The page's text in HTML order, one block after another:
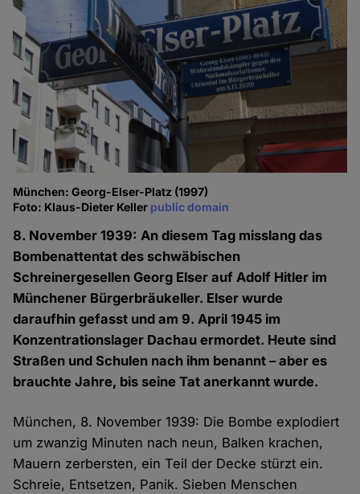
München: Georg-Elser-Platz (1997)
Foto: Klaus-Dieter Keller public domain
8. November 1939: An diesem Tag misslang das
Bombenattentat des schwäbischen
Schreinergesellen Georg Elser auf Adolf Hitler im
Münchener Bürgerbräukeller. Elser wurde
daraufhin gefasst und am 9. April 1945 im
Konzentrationslager Dachau ermordet. Heute sind
Straßen und Schulen nach ihm benannt – aber es
brauchte Jahre, bis seine Tat anerkannt wurde.
München, 8. November 1939: Die Bombe explodiert
um zwanzig Minuten nach neun, Balken krachen,
Mauern zerbersten, ein Teil der Decke stürzt ein.
Schreie, Entsetzen, Panik. Sieben Menschen